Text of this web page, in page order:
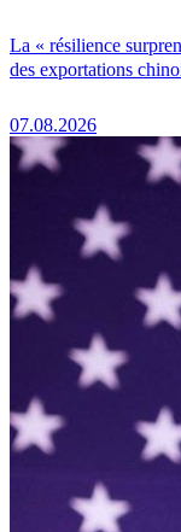
La « résilience
des exportations
07.08.2026